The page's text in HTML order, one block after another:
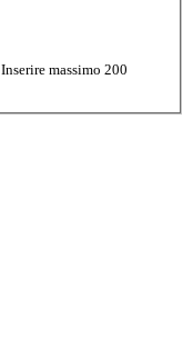
Inserire massimo 200